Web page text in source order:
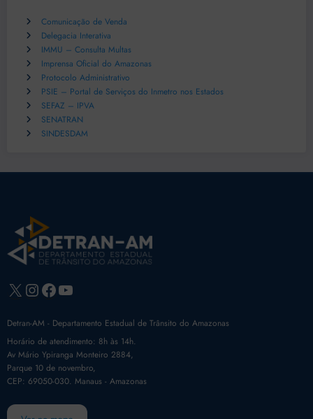
Comunicação de Venda
Delegacia Interativa
IMMU – Consulta Multas
Imprensa Oficial do Amazonas
Protocolo Administrativo
PSIE – Portal de Serviços do Inmetro nos Estados
SEFAZ – IPVA
SENATRAN
SINDESDAM
X Instagram
Facebook
Youtube
Detran-AM - Departamento Estadual de Trânsito do Amazonas
Horário de atendimento: 8h às 14h.
Av Mário Ypiranga Monteiro 2884,
Parque 10 de novembro,
CEP: 69050-030. Manaus - Amazonas